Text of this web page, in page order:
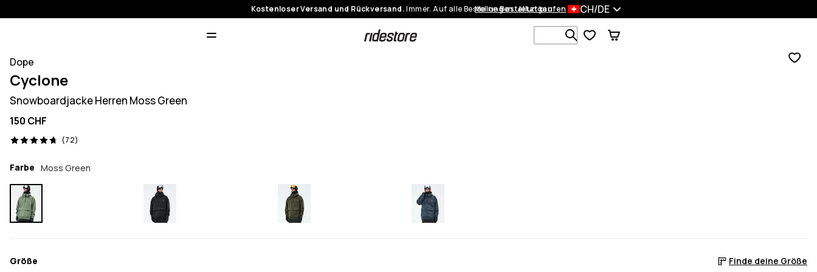
Kostenloser Versand und Rückversand.Immer. Auf alle Bestellungen.Jetzt kaufen
Meine Bestellungen CH/DE
Durchsuche 1 000+ Produkte
Dope
Cyclone
Snowboardjacke Herren Moss Green
150 CHF
(72)
72 Reviews, 4.7/5
Farbe Moss Green
Größe Finde deine Größe